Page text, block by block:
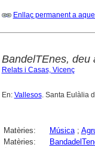
Enllaç permanent a
BandelTEnes, deu
Relats i Casas, Vicenç
En: Vallesos. Santa Eulàlia
Matèries: Música;
Matèries: